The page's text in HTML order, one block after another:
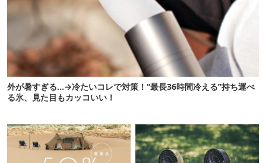
外が暑すぎる…→冷たいコレで対策！“最長36時間冷える”持ち運べ
る氷、見た目もカッコいい！